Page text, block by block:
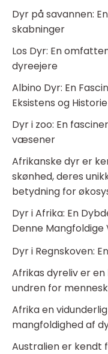
Dyr på savannen:
skabninger
Los Dyr: En
dyreejere
Albino Dyr: En
Eksistens og Historie
Dyr i zoo: En
væsener
Afrikanske dyr er
skønhed, deres
betydning for
Dyr i Afrika: En
Denne Mangfoldige
Dyr i Regnskoven:
Afrikas dyreliv er
undren for
Afrika en
mangfoldighed af
Australien er kendt